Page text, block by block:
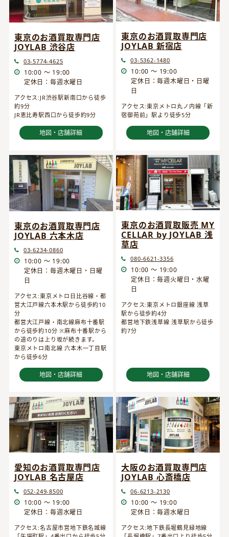
東京のお酒買取専門店
JOYLAB 渋谷店
03-5774-4625
10:00 ～ 19:00
定休日：毎週水曜日
アクセス:JR渋谷駅新南口から徒歩
約9分
JR恵比寿駅西口から徒歩約9分
地図・店舗詳細
東京のお酒買取専門店
JOYLAB 新宿店
03-5362-1480
10:00 ～ 19:00
定休日：毎週木曜日・日曜
日
アクセス:東京メトロ丸ノ内線「新
宿御苑前」駅より徒歩5分
地図・店舗詳細
東京のお酒買取専門店
JOYLAB 六本木店
03-6234-0860
10:00 ～ 19:00
定休日：毎週木曜日・日曜
日
アクセス:東京メトロ日比谷線・都
営大江戸線六本木駅から徒歩約10
分
都営大江戸線・南北線麻布十番駅
から徒歩約10分 ※麻布十番駅から
の道のりは上り坂が続きます。
東京メトロ南北線 六本木一丁目駅
から徒歩6分
地図・店舗詳細
東京のお酒買取販売 MY
CELLAR by JOYLAB 浅
草店
080-6621-3356
10:00 ～ 19:00
定休日：毎週火曜日・水曜
日
アクセス:東京メトロ銀座線 浅草
駅から徒歩約4分
都営地下鉄浅草線 浅草駅から徒歩
約7分
地図・店舗詳細
愛知のお酒買取専門店
JOYLAB 名古屋店
052-249-8500
10:00 ～ 19:00
定休日：毎週水曜日
アクセス:名古屋市営地下鉄名城線
大阪のお酒買取専門店
JOYLAB 心斎橋店
06-6213-2130
10:00 ～ 19:00
定休日：毎週水曜日
アクセス:地下鉄長堀鶴見緑地線